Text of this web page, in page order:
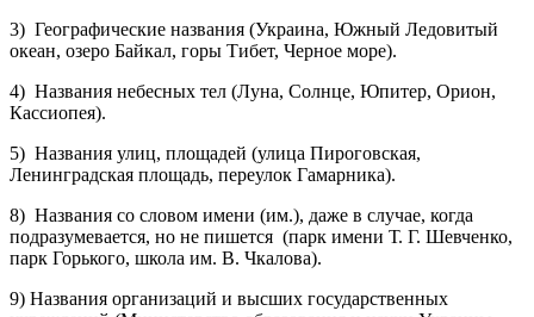
3) Географические названия (Украина, Южный Ледовитый
океан, озеро Байкал, горы Тибет, Черное море).
4) Названия небесных тел (Луна, Солнце, Юпитер, Орион,
Кассиопея).
5) Названия улиц, площадей (улица Пироговская,
Ленинградская площадь, переулок Гамарника).
8) Названия со словом имени (им.), даже в случае, когда
подразумевается, но не пишется (парк имени Т. Г. Шевченко,
парк Горького, школа им. В. Чкалова).
9) Названия организаций и высших государственных